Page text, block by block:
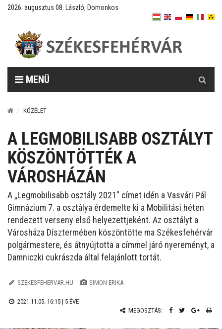
2026. augusztus 08. László, Domonkos
MENÜ
KÖZÉLET
A LEGMOBILISABB OSZTÁLYT
KÖSZÖNTÖTTÉK A
VÁROSHÁZÁN
A „Legmobilisabb osztály 2021” címet idén a Vasvári Pál
Gimnázium 7. a osztálya érdemelte ki a Mobilitási héten
rendezett verseny első helyezettjeként. Az osztályt a
Városháza Dísztermében köszöntötte ma Székesfehérvár
polgármestere, és átnyújtotta a címmel járó nyereményt, a
Damniczki cukrászda által felajánlott tortát.
SZEKESFEHERVAR.HU SIMON ERIKA
2021.11.05. 16:15 | 5 ÉVE
MEGOSZTÁS: